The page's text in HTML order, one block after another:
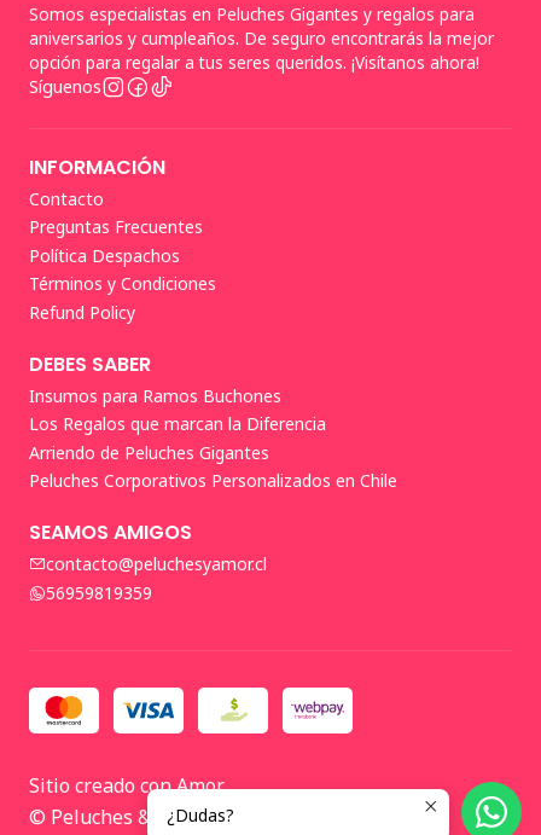
Somos especialistas en Peluches Gigantes y regalos para
aniversarios y cumpleaños. De seguro encontrarás la mejor
opción para regalar a tus seres queridos. ¡Visítanos ahora!
Síguenos
INFORMACIÓN
Contacto
Preguntas Frecuentes
Política Despachos
Términos y Condiciones
Refund Policy
DEBES SABER
Insumos para Ramos Buchones
Los Regalos que marcan la Diferencia
Arriendo de Peluches Gigantes
Peluches Corporativos Personalizados en Chile
SEAMOS AMIGOS
contacto@peluchesyamor.cl
56959819359
Sitio creado con Amor
© Peluches & Amor 2026 🤍
¿Dudas?